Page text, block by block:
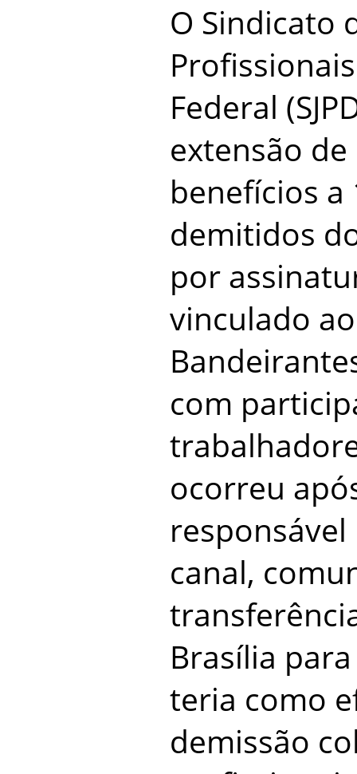
O Sindicato
Federal
extensão
benefícios
demitidos
por
vinculado
com
ocorreu
canal,
Brasília
teria como
demissão